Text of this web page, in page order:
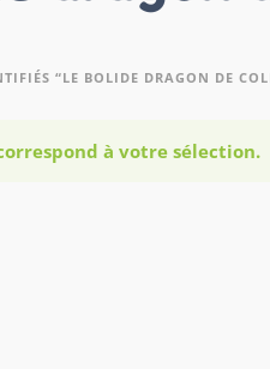
“LE BOLIDE DRAGON DE
à votre sélection.